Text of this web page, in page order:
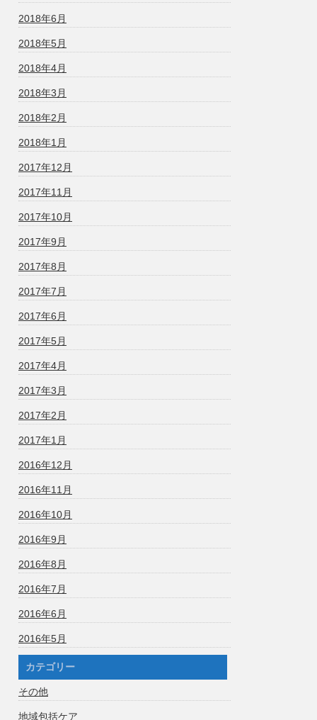
2018年6月
2018年5月
2018年4月
2018年3月
2018年2月
2018年1月
2017年12月
2017年11月
2017年10月
2017年9月
2017年8月
2017年7月
2017年6月
2017年5月
2017年4月
2017年3月
2017年2月
2017年1月
2016年12月
2016年11月
2016年10月
2016年9月
2016年8月
2016年7月
2016年6月
2016年5月
カテゴリー
その他
地域包括ケア